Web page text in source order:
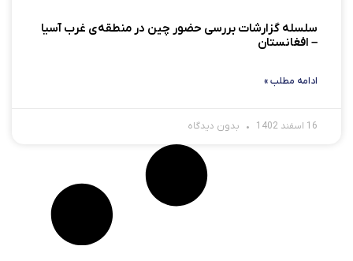
سلسله گزارشات بررسی حضور چین در منطقه‌ی غرب آسیا
– افغانستان
ادامه مطلب »
16 اسفند 1402 بدون دیدگاه